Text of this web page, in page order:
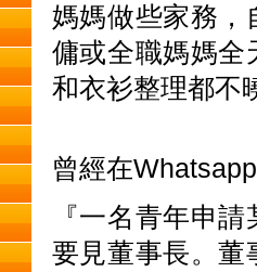
媽媽做些家務，
傭或全職媽媽全
和衣衫整理都不
曾經在
『一名青年申
要見董事長。董